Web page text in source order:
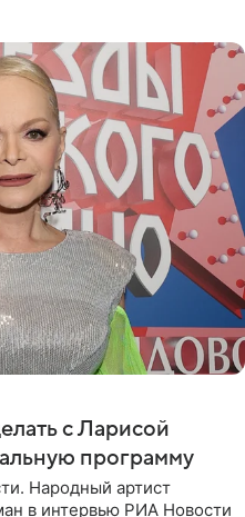
с Ларисой
программу
Народный артист
в интервью РИА Новости